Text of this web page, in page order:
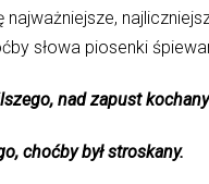
najważniejsze,
słowa piosenki
nad zapust kochany
był stroskany.